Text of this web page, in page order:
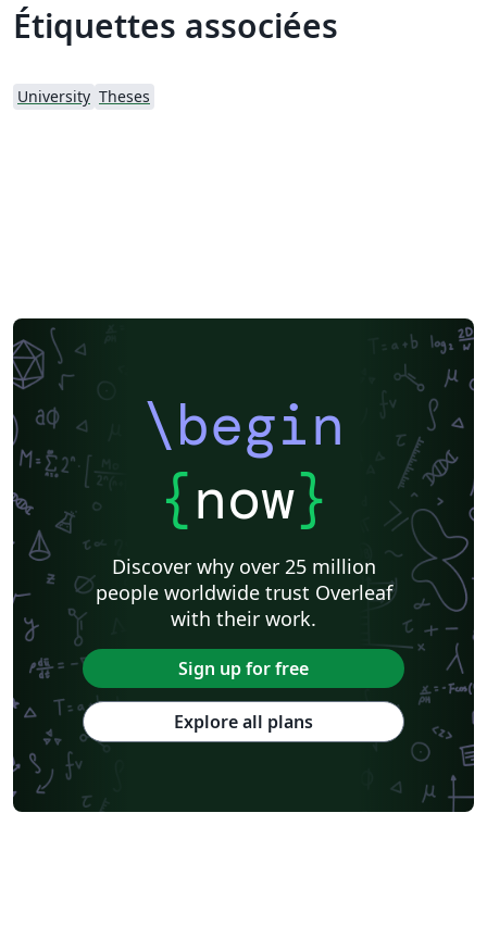
Étiquettes associées
University Theses
\begin
{now}
Discover why over 25 million
people worldwide trust Overleaf
with their work.
Sign up for free
Explore all plans